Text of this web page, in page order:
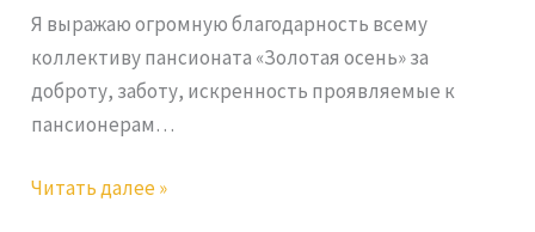
Я выражаю огромную благодарность всему
коллективу пансионата «Золотая осень» за
доброту, заботу, искренность проявляемые к
пансионерам…
Читать далее »